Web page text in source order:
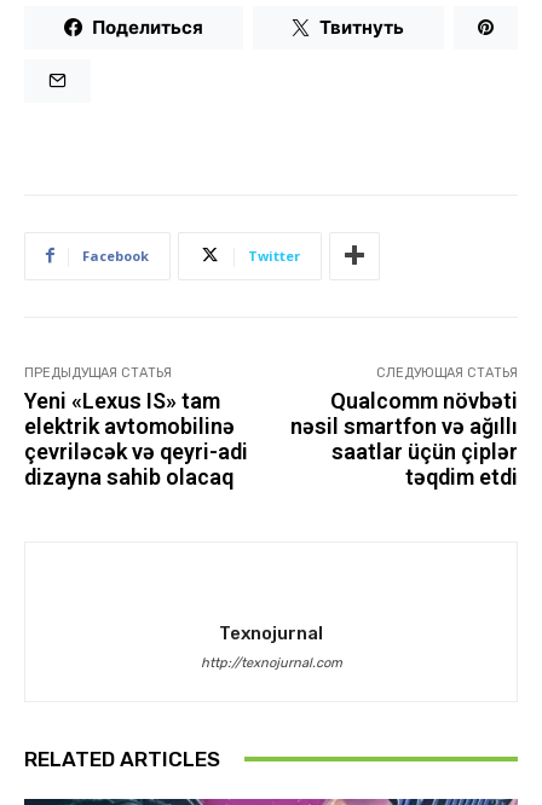
Поделиться Твитнуть
Facebook Twitter
ПРЕДЫДУЩАЯ СТАТЬЯ
Yeni «Lexus IS» tam
elektrik avtomobilinə
çevriləcək və qeyri-adi
dizayna sahib olacaq
СЛЕДУЮЩАЯ СТАТЬЯ
Qualcomm növbəti
nəsil smartfon və ağıllı
saatlar üçün çiplər
təqdim etdi
Texnojurnal
http://texnojurnal.com
RELATED ARTICLES